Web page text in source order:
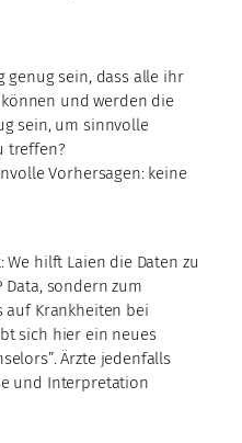
genug sein, dass alle ihr
und werden die
sein, um sinnvolle
treffen?
Vorhersagen: keine
hilft Laien die Daten zu
sondern zum
auf Krankheiten bei
sich hier ein neues
Ärzte jedenfalls
und Interpretation